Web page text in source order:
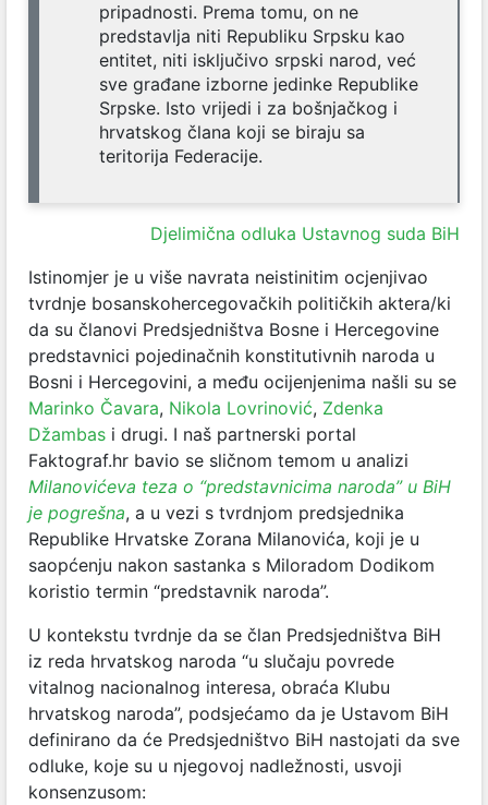
pripadnosti. Prema tomu, on ne
predstavlja niti Republiku Srpsku kao
entitet, niti isključivo srpski narod, već
sve građane izborne jedinke Republike
Srpske. Isto vrijedi i za bošnjačkog i
hrvatskog člana koji se biraju sa
teritorija Federacije.
Djelimična odluka Ustavnog suda BiH
Istinomjer je u više navrata neistinitim ocjenjivao
tvrdnje bosanskohercegovačkih političkih aktera/ki
da su članovi Predsjedništva Bosne i Hercegovine
predstavnici pojedinačnih konstitutivnih naroda u
Bosni i Hercegovini, a među ocijenjenima našli su se
Marinko Čavara, Nikola Lovrinović, Zdenka
Džambas i drugi. I naš partnerski portal
Faktograf.hr bavio se sličnom temom u analizi
Milanovićeva teza o “predstavnicima naroda” u BiH
je pogrešna, a u vezi s tvrdnjom predsjednika
Republike Hrvatske Zorana Milanovića, koji je u
saopćenju nakon sastanka s Miloradom Dodikom
koristio termin “predstavnik naroda”.
U kontekstu tvrdnje da se član Predsjedništva BiH
iz reda hrvatskog naroda “u slučaju povrede
vitalnog nacionalnog interesa, obraća Klubu
hrvatskog naroda”, podsjećamo da je Ustavom BiH
definirano da će Predsjedništvo BiH nastojati da sve
odluke, koje su u njegovoj nadležnosti, usvoji
konsenzusom: